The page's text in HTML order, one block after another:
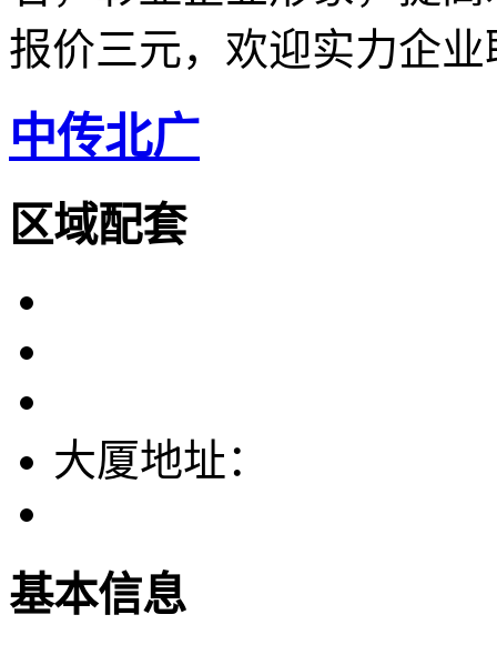
报价三元，欢迎实力企业
中传北广
区域配套
大厦地址：
基本信息